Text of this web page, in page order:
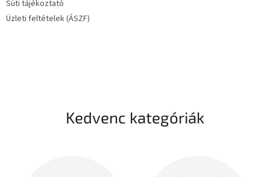
Süti tájékoztató
Üzleti feltételek (ÁSZF)
Kedvenc kategóriák